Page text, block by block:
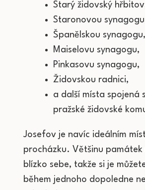
Starý židovský
Staronovou
Španělskou synagogu,
Maiselovu synagogu,
Pinkasovu synagogu,
Židovskou radnici,
a další místa spojená
pražské židovské
Josefov je navíc ideálním
procházku. Většinu památek
blízko sebe, takže si je
během jednoho dopoledne